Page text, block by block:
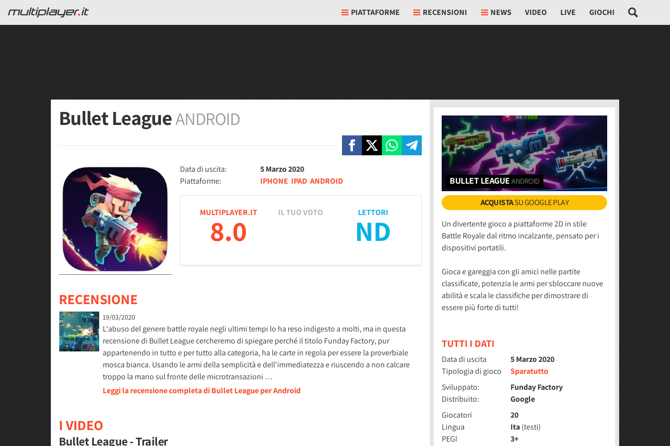
PIATTAFORME RECENSIONI NEWS VIDEO LIVE GIOCHI
Bullet LeagueANDROID
Data di uscita:
5 Marzo 2020
Piattaforme:
IPHONE IPAD ANDROID
MULTIPLAYER.IT
8.0
LETTORI
ND
IL TUO VOTO
RECENSIONE
19/03/2020
L'abuso del genere battle royale negli ultimi tempi lo ha reso indigesto a molti, ma in questa
recensione di Bullet League cercheremo di spiegare perché il titolo Funday Factory, pur
appartenendo in tutto e per tutto alla categoria, ha le carte in regola per essere la proverbiale
mosca bianca. Usando le armi della semplicità e dell'immediatezza e riuscendo a non calcare
troppo la mano sul fronte delle microtransazioni …
Leggi la recensione completa di Bullet League per Android
I VIDEO
Bullet League - Trailer
BULLET LEAGUE ANDROID
ACQUISTASU GOOGLE PLAY
Un divertente gioco a piattaforme 2D in stile
Battle Royale dal ritmo incalzante, pensato per i
dispositivi portatili.
Gioca e gareggia con gli amici nelle partite
classificate, potenzia le armi per sbloccare nuove
abilità e scala le classifiche per dimostrare di
essere più forte di tutti!
TUTTI I DATI
Data di uscita
5 Marzo 2020
Tipologia di gioco
Sparatutto
Sviluppato:
Funday Factory
Distribuito:
Google
Giocatori
20
Lingua
Ita(testi)
PEGI
3+